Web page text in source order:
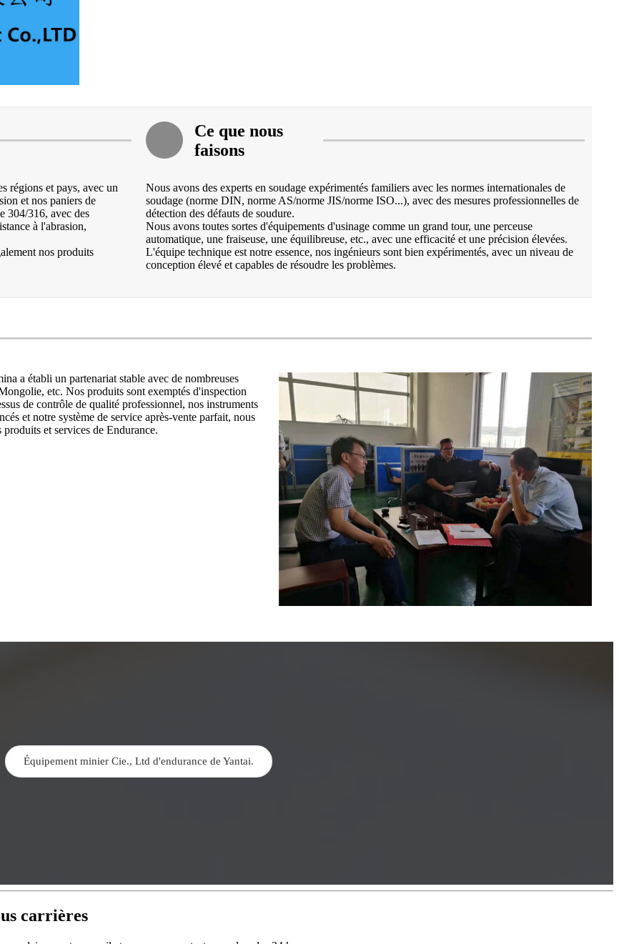
Ce que nous
faisons
régions et pays, avec un
et nos paniers de
304/316, avec des
à l'abrasion,
nos produits
Nous avons des experts en soudage expérimentés familiers avec les normes internationales de
soudage (norme DIN, norme AS/norme JIS/norme ISO...), avec des mesures professionnelles de
détection des défauts de soudure.
Nous avons toutes sortes d'équipements d'usinage comme un grand tour, une perceuse
automatique, une fraiseuse, une équilibreuse, etc., avec une efficacité et une précision élevées.
L'équipe technique est notre essence, nos ingénieurs sont bien expérimentés, avec un niveau de
conception élevé et capables de résoudre les problèmes.
a établi un partenariat stable avec de nombreuses
etc. Nos produits sont exemptés d'inspection
de contrôle de qualité professionnel, nos instruments
et notre système de service après-vente parfait, nous
et services de Endurance.
Équipement minier Cie., Ltd d'endurance de Yantai.
carrières